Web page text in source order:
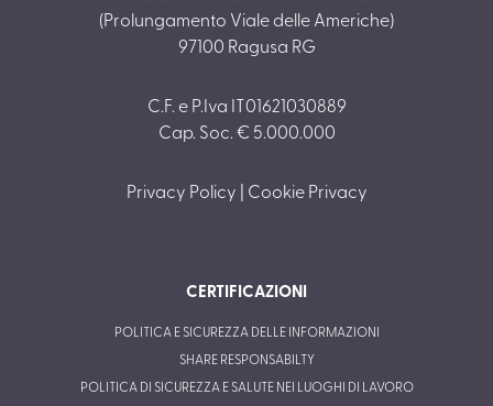
(Prolungamento Viale delle Americhe)
97100 Ragusa RG
C.F. e P.Iva IT01621030889
Cap. Soc. € 5.000.000
Privacy Policy Cookie Privacy
CERTIFICAZIONI
POLITICA E SICUREZZA DELLE INFORMAZIONI
SHARE RESPONSABILTY
POLITICA DI SICUREZZA E SALUTE NEI LUOGHI DI LAVORO